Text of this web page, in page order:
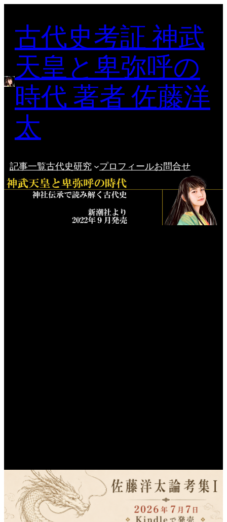
ッ
古代史考証 神武
天皇と卑弥呼の
時代 著者 佐藤洋
太
記事一覧古代史研究 プロフィールお問合せ